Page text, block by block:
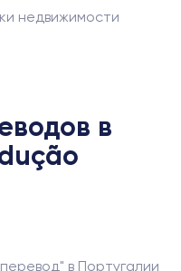
недвижимости
в
в Португалии